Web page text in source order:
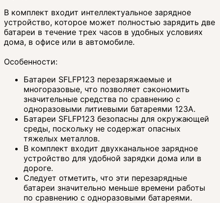
В комплект входит интеллектуальное зарядное
устройство, которое может полностью зарядить две
батареи в течение трех часов в удобных условиях
дома, в офисе или в автомобиле.
Особенности:
Батареи SFLFP123 перезаряжаемые и
многоразовые, что позволяет сэкономить
значительные средства по сравнению с
одноразовыми литиевыми батареями 123A.
Батареи SFLFP123 безопасны для окружающей
среды, поскольку не содержат опасных
тяжелых металлов.
В комплект входит двухканальное зарядное
устройство для удобной зарядки дома или в
дороге.
Следует отметить, что эти перезарядные
батареи значительно меньше времени работы
по сравнению с одноразовыми батареями.